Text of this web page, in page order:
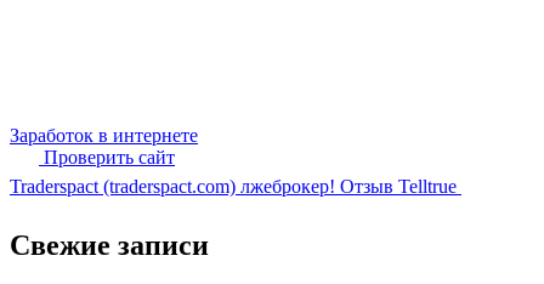
Заработок в интернете
Проверить сайт
Traderspact (traderspact.com) лжеброкер! Отзыв Telltrue
Свежие записи